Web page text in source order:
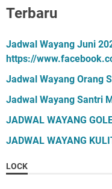
Terbaru
Jadwal Wayang Juni
https://
Jadwal Wayang Orang
Jadwal Wayang Santri
JADWAL WAYANG
JADWAL WAYANG
LOCK